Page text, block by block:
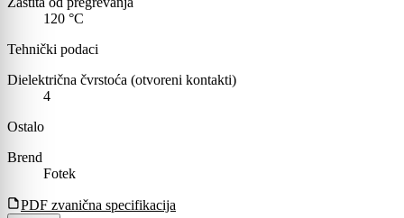
120 °C
Tehnički podaci
Dielektrična čvrstoća (otvoreni kontakti)
4
Ostalo
Brend
Fotek
PDF zvanična specifikacija